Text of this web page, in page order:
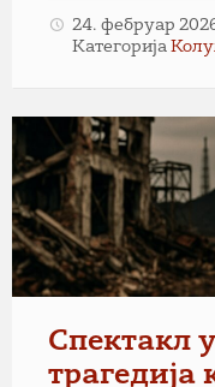
24. фебруар
Категорија
Спектакл
трагедија